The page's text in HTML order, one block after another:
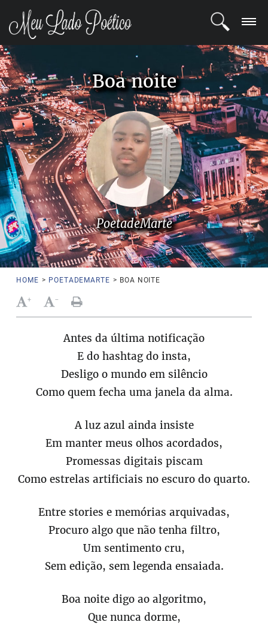
REGISTRO
POETAS
BLOG
COMUNIDADE
Boa noite
PoetadeMarte
HOME > POETADEMARTE > BOA NOITE
+ -
Antes da última notificação
E do hashtag do insta,
Desligo o mundo em silêncio
Como quem fecha uma janela da alma.
A luz azul ainda insiste
Em manter meus olhos acordados,
Promessas digitais piscam
Como estrelas artificiais no escuro do quarto.
Entre stories e memórias arquivadas,
Procuro algo que não tenha filtro,
Um sentimento cru,
Sem edição, sem legenda ensaiada.
Boa noite digo ao algoritmo,
Que nunca dorme,